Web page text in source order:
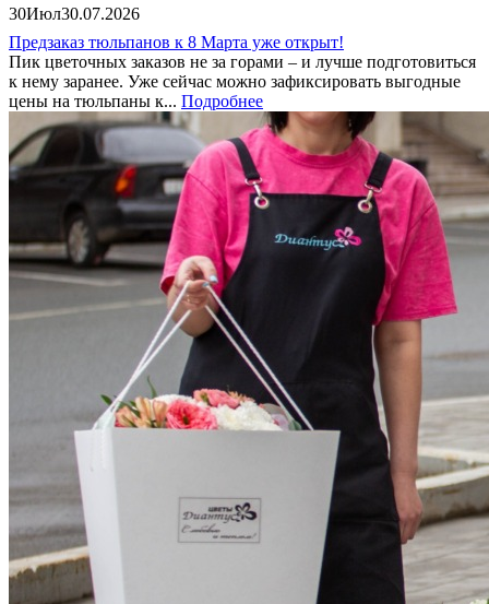
30Июл30.07.2026
Предзаказ тюльпанов к 8 Марта уже открыт!
Пик цветочных заказов не за горами – и лучше подготовиться
к нему заранее. Уже сейчас можно зафиксировать выгодные
цены на тюльпаны к... Подробнее